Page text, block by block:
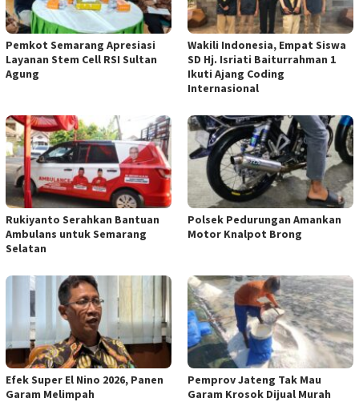
Pemkot Semarang Apresiasi
Layanan Stem Cell RSI Sultan
Agung
Wakili Indonesia, Empat Siswa
SD Hj. Isriati Baiturrahman 1
Ikuti Ajang Coding
Internasional
Rukiyanto Serahkan Bantuan
Ambulans untuk Semarang
Selatan
Polsek Pedurungan Amankan
Motor Knalpot Brong
Efek Super El Nino 2026, Panen
Garam Melimpah
Pemprov Jateng Tak Mau
Garam Krosok Dijual Murah